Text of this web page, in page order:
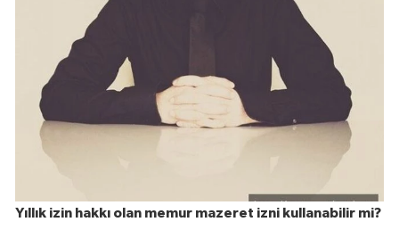
Yıllık izin hakkı olan memur mazeret izni kullanabilir mi?